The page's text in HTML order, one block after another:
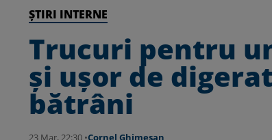
ȘTIRI INTERNE
Trucuri pentru
şi uşor de
bătrâni
23 Mar, 22:30 •Cornel Ghimeșan